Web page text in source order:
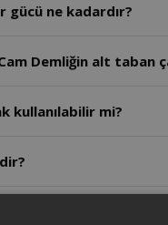
gücü ne kadardır?
Demliğin alt taban
kullanılabilir mi?
Dreamtea Çay